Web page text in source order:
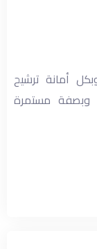
أمانة ترشيح
وبصفة مستمرة